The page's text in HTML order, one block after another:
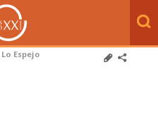
Lo Espejo